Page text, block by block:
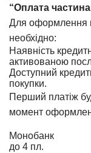
“Оплата
Для оформлення
необхідно:
Наявність
активованою
Доступний
покупки.
Перший платіж
момент
Монобанк
до 4 пл.